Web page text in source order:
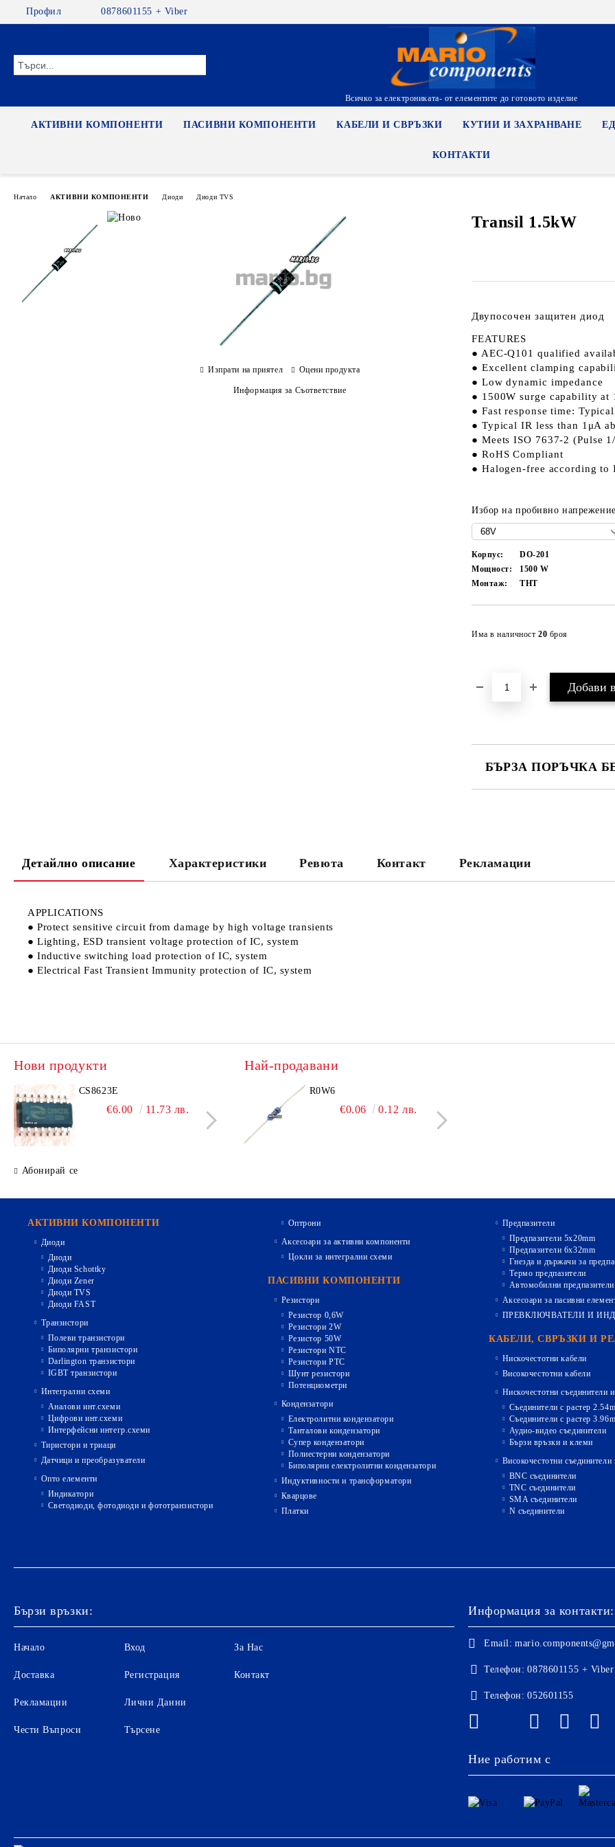
Профил 0878601155 + Viber
Всичко за електрониката- от елементите до готовото изделие
АКТИВНИ КОМПОНЕНТИ ПАСИВНИ КОМПОНЕНТИ КАБЕЛИ И СВРЪЗКИ КУТИИ И ЗАХРАНВАНЕ
КОНТАКТИ
Начало АКТИВНИ КОМПОНЕНТИ Диоди Диоди TVS
Transil 1.5kW
Двупосочен защитен диод
FEATURES
● AEC-Q101 qualified
● Excellent clamping
● Low dynamic impedance
● 1500W surge capability at
● Fast response time:
● Typical IR less than 1μA
● Meets ISO 7637-2 (Pulse
● RoHS Compliant
● Halogen-free according to
Избор на пробивно
Корпус:
DO-201
Мощност:
1500 W
Монтаж:
THT
Има в наличност 20 броя
БЪРЗА ПОРЪЧКА
Изпрати на приятел Оцени продукта
Информация за Съответствие
Детайлно описание Характеристики Ревюта Контакт Рекламации
APPLICATIONS
● Protect sensitive circuit from damage by high voltage transients
● Lighting, ESD transient voltage protection of IC, system
● Inductive switching load protection of IC, system
● Electrical Fast Transient Immunity protection of IC, system
Нови продукти
CS8623E
€6.00 11.73 лв.
IRL2505N
€3.60 7.04 лв.
Абонирай се
Най-продавани
R0W6
€0.06 0.12 лв.
АКТИВНИ КОМПОНЕНТИ
Диоди
Диоди
Диоди Schottky
Диоди Zener
Диоди TVS
Диоди FAST
Транзистори
Полеви транзистори
Биполярни транзистори
Darlington транзистори
IGBT транзистори
Интегрални схеми
Аналови инт.схеми
Цифрови инт.схеми
Интерфейсни интегр.схеми
Тиристори и триаци
Датчици и преобразуватели
Опто елементи
Индикатори
Светодиоди, фотодиоди и фототранзистори
Оптрони
Аксесоари за активни компоненти
Цокли за интегрални схеми
ПАСИВНИ КОМПОНЕНТИ
Резистори
Резистор 0,6W
Резистори 2W
Резистор 50W
Резистори NTC
Резистори PTC
Шунт резистори
Потенциометри
Кондензатори
Електролитни кондензатори
Танталови кондензатори
Супер кондензатори
Полиестерни кондензатори
Биполярни електролитни кондензатори
Индуктивности и трансформатори
Кварцове
Платки
Предпазители
Предпазители 5х20mm
Предпазители 6х32mm
Гнезда и държачи за
Термо предпазители
Автомобилни предпазители
Аксесоари за пасивни
ПРЕВКЛЮЧВАТЕЛИ И
КАБЕЛИ, СВРЪЗКИ И
Нискочестотни кабели
Високочестотни кабели
Нискочестотни съединители
Съединители с растер
Съединители с растер
Аудио-видео съединители
Бързи връзки и клеми
Високочестотни съединители
BNC съединители
TNC съединители
SMA съединители
N съединители
Бързи връзки:
Начало
Доставка
Рекламации
Чести Въпроси
Вход
Регистрация
Лични Данни
Търсене
За Нас
Контакт
Информация за контакти:
Email:
Телефон: 0878601155 + Viber
Телефон: 052601155
Ние работим с